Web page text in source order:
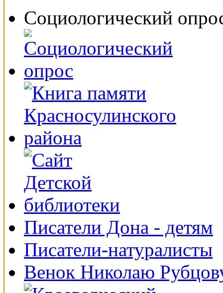
Социологический
Писатели Дона - детям
Писатели-натуралисты
Венок Николаю